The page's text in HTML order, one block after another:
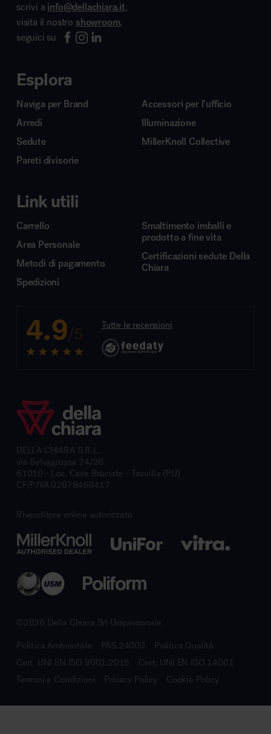
scrivi a info@dellachiara.it,
visita il nostro showroom,
seguici su
Esplora
Naviga per Brand
Arredi
Sedute
Pareti divisorie
Accessori per l’ufficio
Illuminazione
MillerKnoll Collective
Link utili
Carrello
Area Personale
Metodi di pagamento
Spedizioni
Smaltimento imballi e
prodotto a fine vita
Certificazioni sedute Della
Chiara
4.9/5 Tutte le recensioni
DELLA CHIARA S.R.L.
via Selvagrossa 24/26
61010 - Loc. Case Bruciate - Tavullia (PU)
CF/P.IVA 02678460417
Rivenditore online autorizzato
©2026 Della Chiara Srl Unipersonale
Politica Ambientale PAS 24000
Politica Qualità
Cert. UNI EN ISO 9001:2015
Cert. UNI EN ISO 14001
Termini e Condizioni
Privacy Policy Cookie Policy